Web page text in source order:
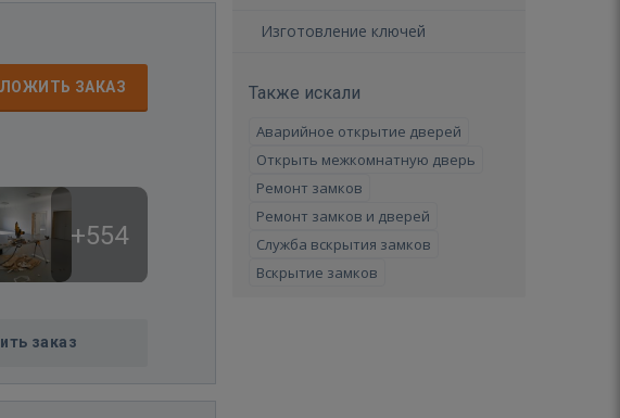
ЗАКАЗ
+554
заказ
Изготовление ключей
Также искали
Аварийное открытие дверей
Открыть межкомнатную дверь
Ремонт замков
Ремонт замков и дверей
Служба вскрытия замков
Вскрытие замков